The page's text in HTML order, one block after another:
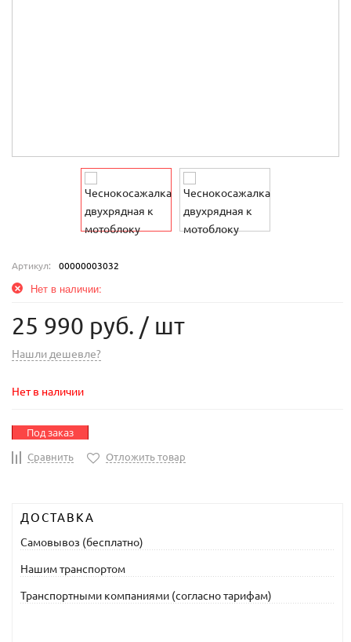
Артикул: 00000003032
Нет в наличии:
25 990 руб. / шт
Нашли дешевле?
Нет в наличии
Под заказ
Сравнить Отложить товар
ДОСТАВКА
Самовывоз (бесплатно)
Нашим транспортом
Транспортными компаниями (согласно тарифам)